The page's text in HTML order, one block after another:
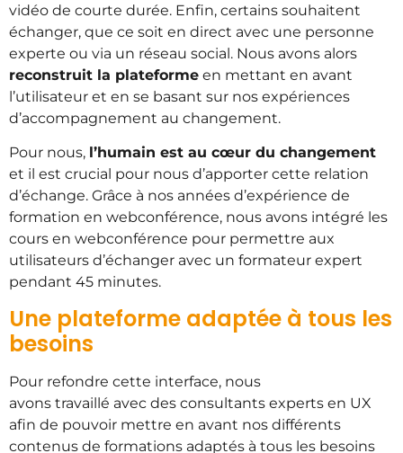
vidéo de courte durée. Enfin, certains souhaitent
échanger, que ce soit en direct avec une personne
experte ou via un réseau social. Nous avons alors
reconstruit la plateforme en mettant en avant
l’utilisateur et en se basant sur nos expériences
d’accompagnement au changement.
Pour nous, l’humain est au cœur du changement
et il est crucial pour nous d’apporter cette relation
d’échange. Grâce à nos années d’expérience de
formation en webconférence, nous avons intégré les
cours en webconférence pour permettre aux
utilisateurs d’échanger avec un formateur expert
pendant 45 minutes.
Une plateforme adaptée à tous les
besoins
Pour refondre cette interface, nous
avons travaillé avec des consultants experts en UX
afin de pouvoir mettre en avant nos différents
contenus de formations adaptés à tous les besoins